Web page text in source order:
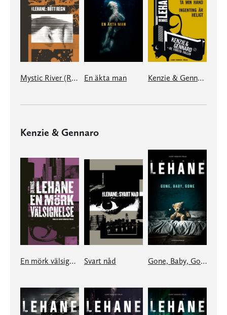
Mystic River (Rött regn) En äkta man Kenzie & Gennaro - de första fallen
Kenzie & Gennaro
En mörk välsignelse Svart nåd Gone, Baby, Gone